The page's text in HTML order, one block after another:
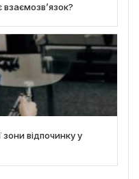
відпочинку у